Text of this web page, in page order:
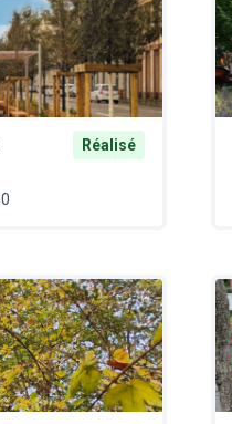
Réalisé
0